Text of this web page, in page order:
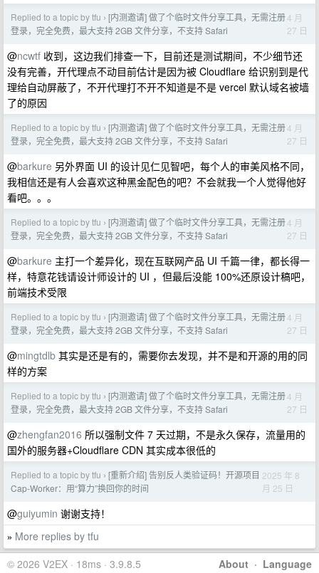
Replied to a topic by tfu › [内测邀请] 做了个临时文件分享工具，无需注册
登录，完全免费，最大支持 2GB 文件分享，不支持 Safari
4 月
27 日
@ncwtf 收到，这边我们排查一下，目前还是测试期间，不少细节还
没有完善，开代理点不动目前估计是因为被 Cloudflare 给识别到是代
理给自动屏蔽了，不开代理打不开不知道是不是 vercel 默认域名被墙
了的原因
Replied to a topic by tfu › [内测邀请] 做了个临时文件分享工具，无需注册
登录，完全免费，最大支持 2GB 文件分享，不支持 Safari
4 月
27 日
@barkure 另外界面 UI 的设计见仁见智吧，每个人的审美风格不同，
我相信还是有人会喜欢这种黑金配色的吧？不会就我一个人觉得他好
看吧。。。
Replied to a topic by tfu › [内测邀请] 做了个临时文件分享工具，无需注册
登录，完全免费，最大支持 2GB 文件分享，不支持 Safari
4 月
27 日
@barkure 主打一个差异化，现在互联网产品 UI 千篇一律，都长得一
样，特意花钱请设计师设计的 UI ，但最后没能 100%还原设计稿吧，
前端技术受限
Replied to a topic by tfu › [内测邀请] 做了个临时文件分享工具，无需注册
登录，完全免费，最大支持 2GB 文件分享，不支持 Safari
4 月
27 日
@mingtdlb 其实是还是有的，需要你去发现，并不是和开源的用的同
样的方案
Replied to a topic by tfu › [内测邀请] 做了个临时文件分享工具，无需注册
登录，完全免费，最大支持 2GB 文件分享，不支持 Safari
4 月
27 日
@zhengfan2016 所以强制文件 7 天过期，不是永久保存，流量用的
国外的服务器+Cloudflare CDN 其实成本很低的
Replied to a topic by tfu › [重新介绍] 告别反人类验证码！开源项目
Cap-Worker：用“算力”换回你的时间
2025 年 8
月 25 日
@guiyumin 谢谢支持！
» More replies by tfu
About · Language
© 2026 V2EX · 18ms · 3.9.8.5